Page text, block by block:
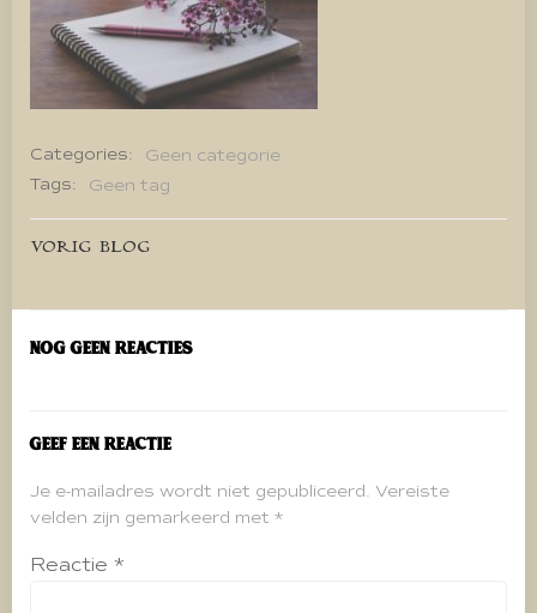
Categories:
Geen categorie
Tags:
Geen tag
Bericht
navigatie
VORIG BLOG
Nog geen reacties
Geef een reactie
Je e-mailadres wordt niet gepubliceerd. Vereiste
velden zijn gemarkeerd met *
Reactie *